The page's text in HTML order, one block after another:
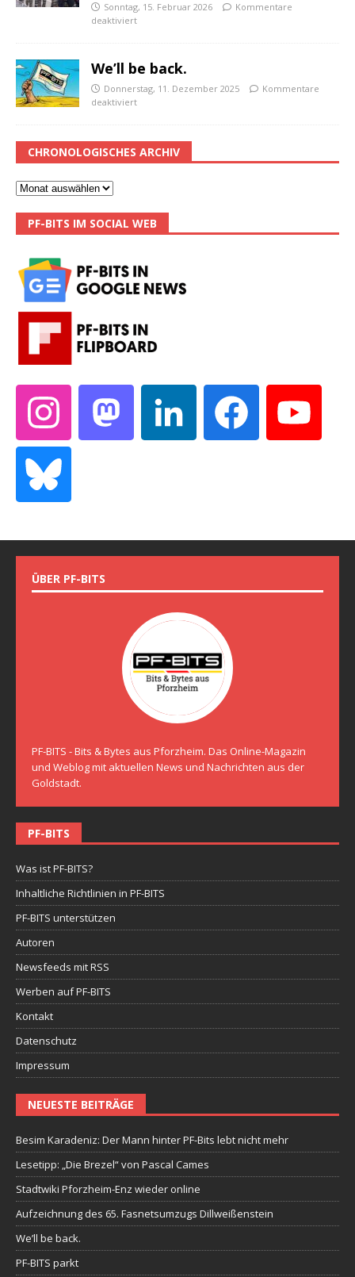
Sonntag, 15. Februar 2026
Kommentare
deaktiviert
We’ll be back.
Donnerstag, 11. Dezember 2025
Kommentare
deaktiviert
CHRONOLOGISCHES ARCHIV
PF-BITS IM SOCIAL WEB
ÜBER PF-BITS
PF-BITS - Bits & Bytes aus Pforzheim. Das Online-Magazin
und Weblog mit aktuellen News und Nachrichten aus der
Goldstadt.
PF-BITS
Was ist PF-BITS?
Inhaltliche Richtlinien in PF-BITS
PF-BITS unterstützen
Autoren
Newsfeeds mit RSS
Werben auf PF-BITS
Kontakt
Datenschutz
Impressum
NEUESTE BEITRÄGE
Besim Karadeniz: Der Mann hinter PF-Bits lebt nicht mehr
Lesetipp: „Die Brezel“ von Pascal Cames
Stadtwiki Pforzheim-Enz wieder online
Aufzeichnung des 65. Fasnetsumzugs Dillweißenstein
We’ll be back.
PF-BITS parkt